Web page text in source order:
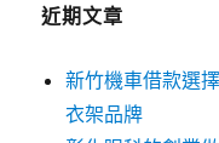
近期文章
新竹機車借款選
衣架品牌